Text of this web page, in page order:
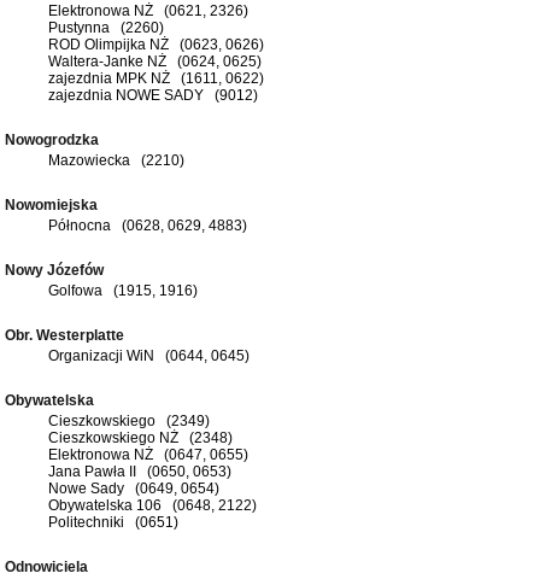
Elektronowa NŻ (0621, 2326)
Pustynna (2260)
ROD Olimpijka NŻ (0623, 0626)
Waltera-Janke NŻ (0624, 0625)
zajezdnia MPK NŻ (1611, 0622)
zajezdnia NOWE SADY (9012)
Nowogrodzka
Mazowiecka (2210)
Nowomiejska
Północna (0628, 0629, 4883)
Nowy Józefów
Golfowa (1915, 1916)
Obr. Westerplatte
Organizacji WiN (0644, 0645)
Obywatelska
Cieszkowskiego (2349)
Cieszkowskiego NŻ (2348)
Elektronowa NŻ (0647, 0655)
Jana Pawła II (0650, 0653)
Nowe Sady (0649, 0654)
Obywatelska 106 (0648, 2122)
Politechniki (0651)
Odnowiciela